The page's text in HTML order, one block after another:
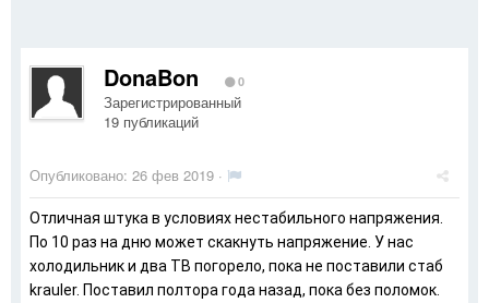
DonaBon 0
Зарегистрированный
19 публикаций
Опубликовано: 26 фев 2019 ·
Отличная штука в условиях нестабильного напряжения.
По 10 раз на дню может скакнуть напряжение. У нас
холодильник и два ТВ погорело, пока не поставили стаб
krauler. Поставил полтора года назад, пока без поломок.